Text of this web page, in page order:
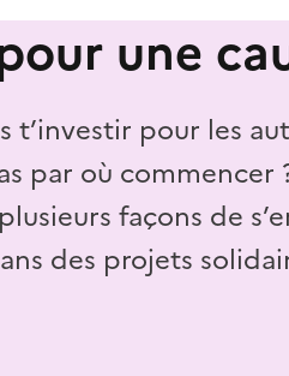
une
t’investir pour les
par où commencer
façons de
des projets